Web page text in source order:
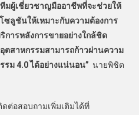
มผู้เชี่ยวชาญมืออาชีพที่จะช่วยให้
ซลูชันให้เหมาะกับความต้องการ
ารหลังการขายอย่างใกล้ชิด
ตสาหกรรมสามารถก้าวผ่านความ
ม 4.0 ได้อย่างแน่นอน” นายพิชิต
สอบถามเพิ่มเติมได้ที่